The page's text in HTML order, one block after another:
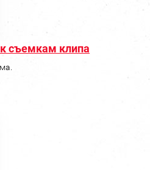
к съемкам клипа